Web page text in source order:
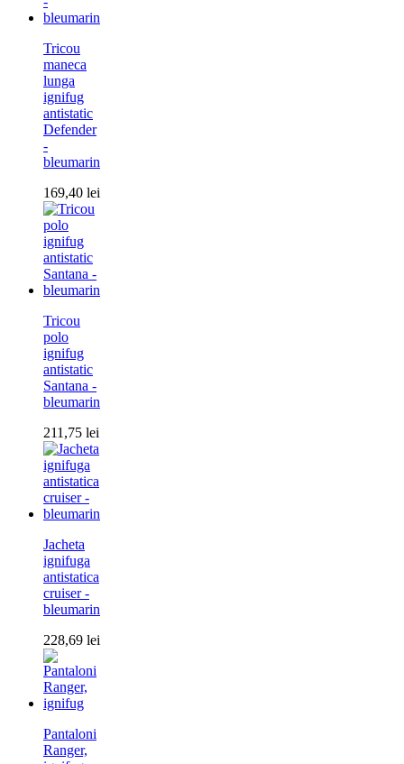
Tricou
maneca
lunga
ignifug
antistatic
Defender
-
bleumarin
169,40 lei
Tricou
polo
ignifug
antistatic
Santana -
bleumarin
211,75 lei
Jacheta
ignifuga
antistatica
cruiser -
bleumarin
228,69 lei
Pantaloni
Ranger,